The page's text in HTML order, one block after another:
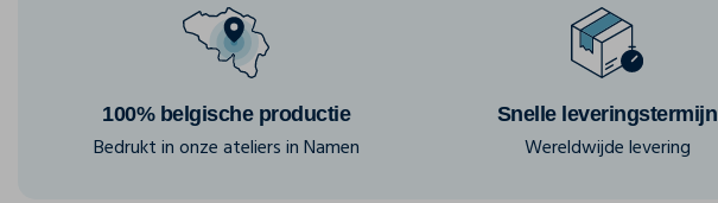
100% belgische productie
Bedrukt in onze ateliers in Namen
Snelle leveringstermijn
Wereldwijde levering